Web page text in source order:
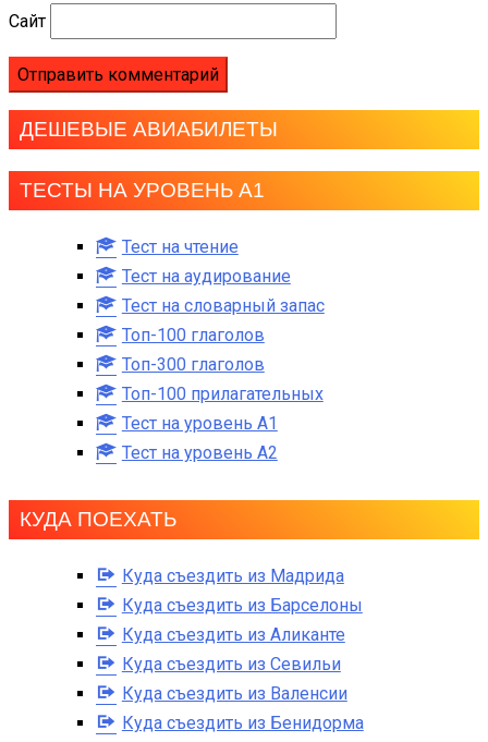
Сайт
ДЕШЕВЫЕ АВИАБИЛЕТЫ
ТЕСТЫ НА УРОВЕНЬ А1
Тест на чтение
Тест на аудирование
Тест на словарный запас
Топ-100 глаголов
Топ-300 глаголов
Топ-100 прилагательных
Тест на уровень A1
Тест на уровень A2
КУДА ПОЕХАТЬ
Куда съездить из Мадрида
Куда съездить из Барселоны
Куда съездить из Аликанте
Куда съездить из Севильи
Куда съездить из Валенсии
Куда съездить из Бенидорма